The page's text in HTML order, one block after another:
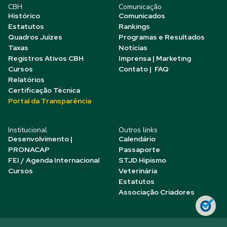
CBH
Histórico
Estatutos
Quadros Juízes
Taxas
Registros Ativos CBH
Cursos
Relatórios
Certificação Técnica
Portal da Transparência
Comunicação
Comunicados
Rankings
Programas e Resultados
Notícias
Imprensa | Marketing
Contato | FAQ
Institucional
Desenvolvimento |
PRONACAP
FEI / Agenda Internacional
Cursos
Outros links
Calendário
Passaporte
STJD Hipismo
Veterinária
Estatutos
Associação Criadores